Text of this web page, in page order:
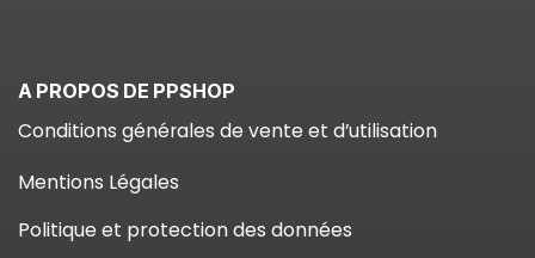
A PROPOS DE PPSHOP
Conditions générales de vente et d’utilisation
Mentions Légales
Politique et protection des données